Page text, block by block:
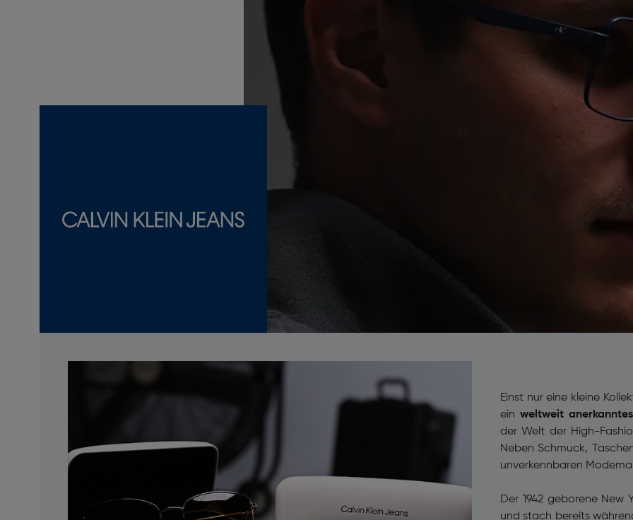
Einst nur eine kleine
einweltweit
der Welt der High-
Neben Schmuck,
unverkennbaren
Der 1942 geborene New
und stach bereits